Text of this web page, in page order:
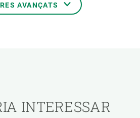
AVANÇATS
INTERESSAR